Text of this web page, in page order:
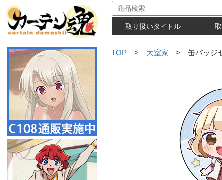
取り扱いタイトル
TOP > 大室家 > 缶バッジ